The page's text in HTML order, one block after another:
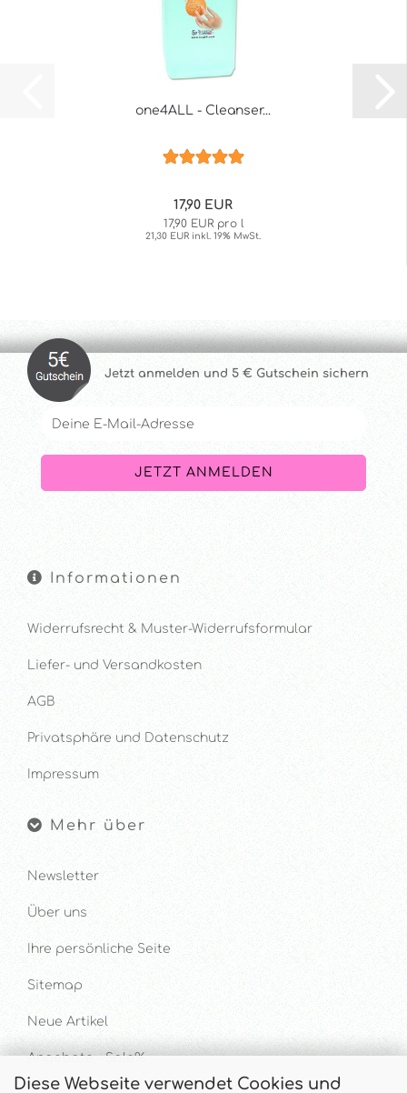
Diese Webseite verwendet Cookies und
one4ALL - Cleanser...
17,90 EUR
17,90 EUR pro l
21,30 EUR inkl. 19% MwSt.
Jetzt anmelden und 5 € Gutschein sichern
Informationen
Widerrufsrecht & Muster-Widerrufsformular
Liefer- und Versandkosten
AGB
Privatsphäre und Datenschutz
Impressum
Mehr über
Newsletter
Über uns
Ihre persönliche Seite
Sitemap
Neue Artikel
Angebote - Sale%